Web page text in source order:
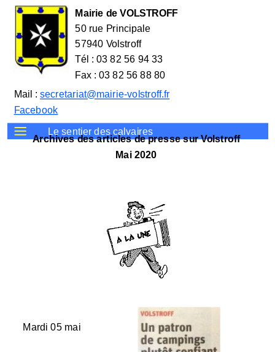
Mairie de VOLSTROFF
50 rue Principale
57940 Volstroff
Tél : 03 82 56 94 33
Fax : 03 82 56 88 80
Mail : secretariat@mairie-volstroff.fr
Facebook
Le sentier des calvaires
Archives des articles de presse sur Volstroff
Mai 2020
Mardi 05 mai